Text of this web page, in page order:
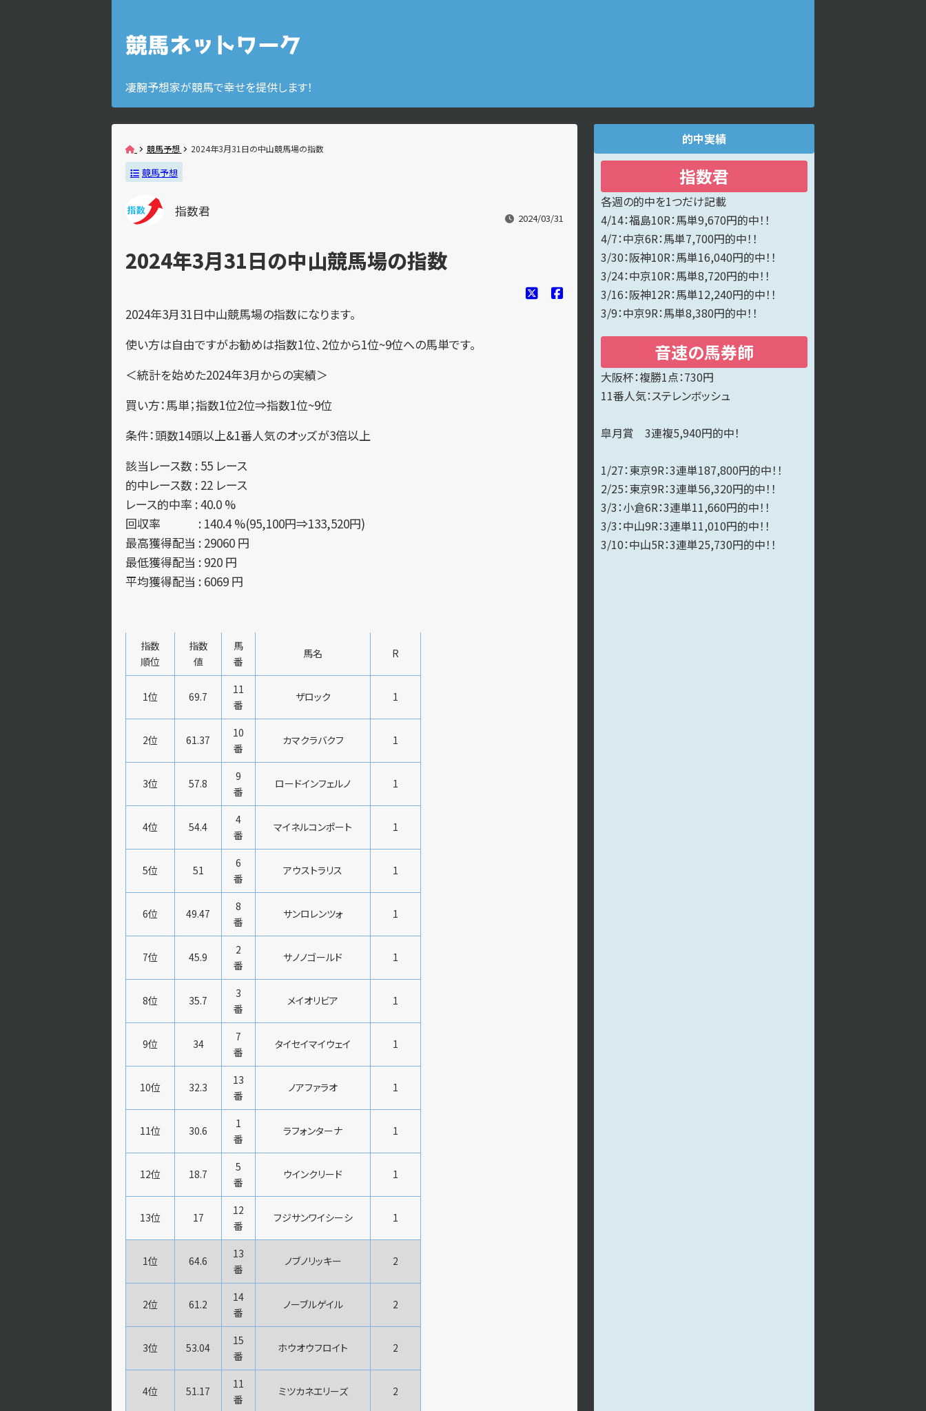
凄腕予想家が競馬で幸せを提供します！
競馬予想 2024年3月31日の中山競馬場の指数
競馬予想
指数君 2024/03/31
2024年3月31日の中山競馬場の指数
2024年3月31日中山競馬場の指数になります。
使い方は自由ですがお勧めは指数1位、2位から1位~9位への馬単です。
＜統計を始めた2024年3月からの実績＞
買い方：馬単；指数1位2位⇒指数1位~9位
条件：頭数14頭以上&1番人気のオッズが3倍以上
該当レース数 : 55 レース
的中レース数 : 22 レース
レース的中率 : 40.0 %
回収率 : 140.4 %(95,100円⇒133,520円)
最高獲得配当 : 29060 円
最低獲得配当 : 920 円
平均獲得配当 : 6069 円
指数
順位
指数
値
馬
番
馬名 R
1位 69.7
11
番
ザロック 1
2位 61.37
10
番
カマクラバクフ 1
3位 57.8
9
番
ロードインフェルノ 1
4位 54.4
4
番
マイネルコンポート 1
5位 51
6
番
アウストラリス 1
6位 49.47
8
番
サンロレンツォ 1
7位 45.9
2
番
サノノゴールド 1
8位 35.7
3
番
メイオリビア 1
9位 34
7
番
タイセイマイウェイ 1
10位 32.3
13
番
ノアファラオ 1
11位 30.6
1
番
ラフォンターナ 1
12位 18.7
5
番
ウインクリード 1
13位 17
12
番
フジサンワイシーシ 1
1位 64.6
13
番
ノブノリッキー 2
2位 61.2
14
番
ノーブルゲイル 2
3位 53.04
15
番
ホウオウフロイト 2
4位 51.17
11
番
ミツカネエリーズ 2
的中実績
指数君
各週の的中を1つだけ記載
4/14：福島10R：馬単9,670円的中！！
4/7：中京6R：馬単7,700円的中！！
3/30：阪神10R：馬単16,040円的中！！
3/24：中京10R：馬単8,720円的中！！
3/16：阪神12R：馬単12,240円的中！！
3/9：中京9R：馬単8,380円的中！！
音速の馬券師
大阪杯：複勝1点：730円
11番人気：ステレンボッシュ
皐月賞 3連複5,940円的中！
1/27：東京9R：3連単187,800円的中！！
2/25：東京9R：3連単56,320円的中！！
3/3：小倉6R：3連単11,660円的中！！
3/3：中山9R：3連単11,010円的中！！
3/10：中山5R：3連単25,730円的中！！